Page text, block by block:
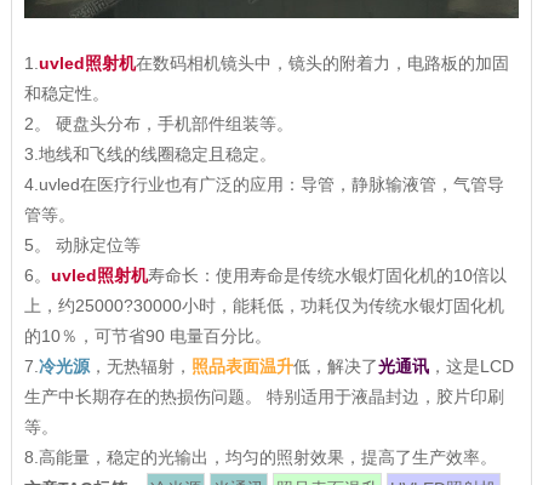
1.uvled照射机在数码相机镜头中，镜头的附着力，电路板的加固
和稳定性。
2。 硬盘头分布，手机部件组装等。
3.地线和飞线的线圈稳定且稳定。
4.uvled在医疗行业也有广泛的应用：导管，静脉输液管，气管导
管等。
5。 动脉定位等
6。 uvled照射机寿命长：使用寿命是传统水银灯固化机的10倍以
上，约25000?30000小时，能耗低，功耗仅为传统水银灯固化机
的10％，可节省90 电量百分比。
7.冷光源，无热辐射， 照品表面温升低，解决了光通讯，这是LCD
生产中长期存在的热损伤问题。 特别适用于液晶封边，胶片印刷
等。
8.高能量，稳定的光输出，均匀的照射效果，提高了生产效率。